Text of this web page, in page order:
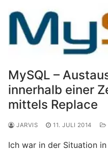
MySQL –
innerhalb einer
mittels Replace
JARVIS 11. JULI 2014
Ich war in der Situation